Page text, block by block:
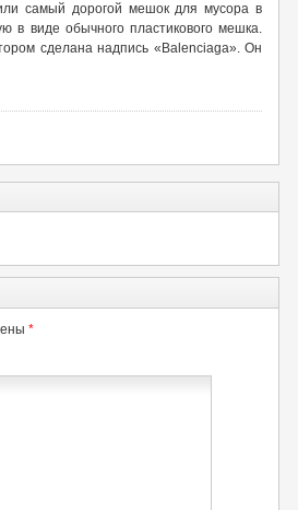
самый дорогой мешок для мусора в
в виде обычного пластикового мешка.
сделана надпись «Balenciaga». Он
*